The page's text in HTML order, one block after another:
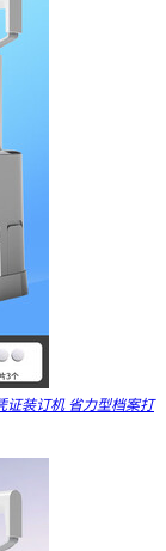
证装订机 省力型档案打